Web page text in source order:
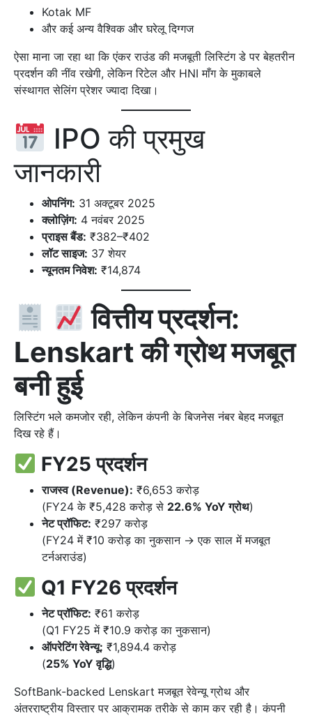
Kotak MF
और कई अन्य वैश्विक और घरेलू दिग्गज
ऐसा माना जा रहा था कि एंकर राउंड की मजबूती लिस्टिंग डे पर बेहतरीन
प्रदर्शन की नींव रखेगी, लेकिन रिटेल और HNI माँग के मुकाबले
संस्थागत सेलिंग प्रेशर ज्यादा दिखा।
IPO की प्रमुख
जानकारी
ओपनिंग: 31 अक्टूबर 2025
क्लोज़िंग: 4 नवंबर 2025
प्राइस बैंड: ₹382–₹402
लॉट साइज: 37 शेयर
न्यूनतम निवेश: ₹14,874
वित्तीय प्रदर्शन:
Lenskart की ग्रोथ मजबूत
बनी हुई
लिस्टिंग भले कमजोर रही, लेकिन कंपनी के बिजनेस नंबर बेहद मजबूत
दिख रहे हैं।
FY25 प्रदर्शन
राजस्व (Revenue): ₹6,653 करोड़
(FY24 के ₹5,428 करोड़ से 22.6% YoY ग्रोथ)
नेट प्रॉफिट: ₹297 करोड़
(FY24 में ₹10 करोड़ का नुकसान → एक साल में मजबूत
टर्नअराउंड)
Q1 FY26 प्रदर्शन
नेट प्रॉफिट: ₹61 करोड़
(Q1 FY25 में ₹10.9 करोड़ का नुकसान)
ऑपरेटिंग रेवेन्यू: ₹1,894.4 करोड़
(25% YoY वृद्धि)
SoftBank-backed Lenskart मजबूत रेवेन्यू ग्रोथ और
अंतरराष्ट्रीय विस्तार पर आक्रामक तरीके से काम कर रही है। कंपनी